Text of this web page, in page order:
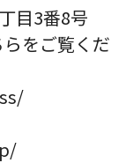
目3番8号
をご覧くだ